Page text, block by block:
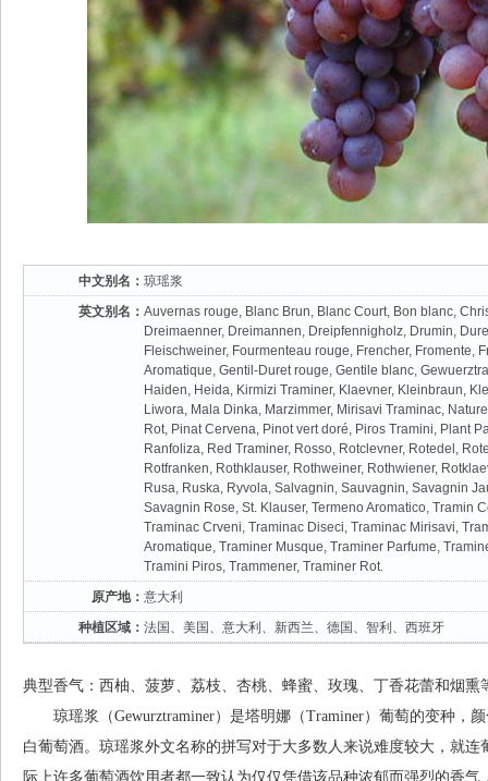
中文别名： 琼瑶浆
英文别名： Auvernas rouge, Blanc Brun, Blanc Court, Bon blanc,
Dreimaenner, Dreimannen, Dreipfennigholz, Drumin,
Fleischweiner, Fourmenteau rouge, Frencher, Fromente,
Aromatique, Gentil-Duret rouge, Gentile blanc,
Haiden, Heida, Kirmizi Traminer, Klaevner, Kleinbraun,
Liwora, Mala Dinka, Marzimmer, Mirisavi Traminac,
Rot, Pinat Cervena, Pinot vert doré, Piros Tramini, Plant
Ranfoliza, Red Traminer, Rosso, Rotclevner, Rotedel,
Rotfranken, Rothklauser, Rothweiner, Rothwiener,
Rusa, Ruska, Ryvola, Salvagnin, Sauvagnin, Savagnin
Savagnin Rose, St. Klauser, Termeno Aromatico, Tramin
Traminac Crveni, Traminac Diseci, Traminac Mirisavi,
Aromatique, Traminer Musque, Traminer Parfume,
Tramini Piros, Trammener, Traminer Rot.
原产地： 意大利
种植区域： 法国、美国、意大利、新西兰、德国、智利、西班牙
典型香气：西柚、菠萝、荔枝、杏桃、蜂蜜、玫瑰、丁香花蕾和烟熏
琼瑶浆（Gewurztraminer）是塔明娜（Traminer）葡萄的变种，
白葡萄酒。琼瑶浆外文名称的拼写对于大多数人来说难度较大，就
际上许多葡萄酒饮用者都一致认为仅仅凭借该品种浓郁而强烈的香